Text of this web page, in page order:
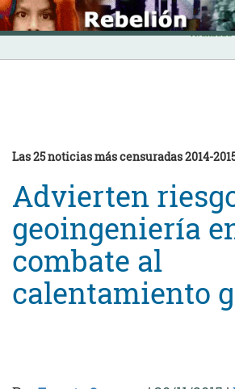
Skip
to
content
INICIO
Avanzada
Las 25 noticias más censuradas 2014-
Advierten
geoingeniería
combate al
calentamiento